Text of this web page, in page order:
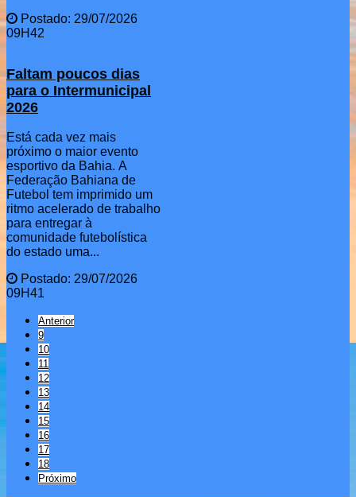
Postado: 29/07/2026
09H42
Faltam poucos dias
para o Intermunicipal
2026
Está cada vez mais
próximo o maior evento
esportivo da Bahia. A
Federação Bahiana de
Futebol tem imprimido um
ritmo acelerado de trabalho
para entregar à
comunidade futebolística
do estado uma...
Postado: 29/07/2026
09H41
Anterior
9
10
11
12
13
14
15
16
17
18
Próximo